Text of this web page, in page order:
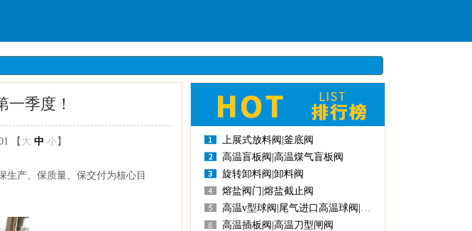
季度！
【 大 中 小】
生产、保质量、保交付为核心目
上展式放料阀|釜底阀
高温盲板阀|高温煤气盲板阀
旋转卸料阀|卸料阀
熔盐阀门|熔盐截止阀
高温v型球阀|尾气进口高温球阀|负极材料高温球阀
高温插板阀|高温刀型闸阀